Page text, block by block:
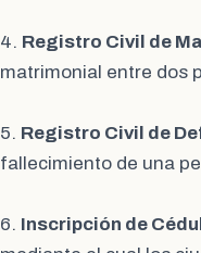
4. Registro Civil de
matrimonial entre dos
5. Registro Civil de
fallecimiento de una
6. Inscripción de